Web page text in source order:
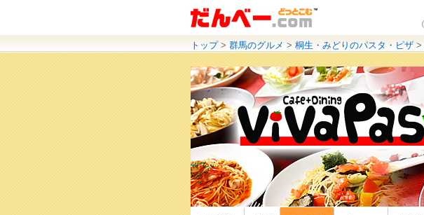
トップ> 群馬のグルメ > 桐生・みどりのパスタ・ピザ >